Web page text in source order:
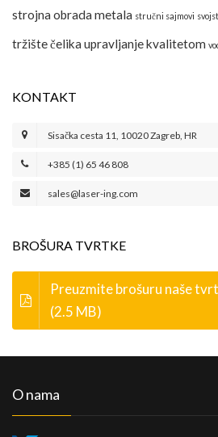
strojna obrada metala stručni sajmovi
tržište čelika upravljanje kvalitetom
KONTAKT
Sisačka cesta 11, 10020 Zagreb, HR
+385 (1) 65 46 808
sales@laser-ing.com
BROŠURA TVRTKE
Preuzmite brošuru naše
(2.5 MB)
O nama